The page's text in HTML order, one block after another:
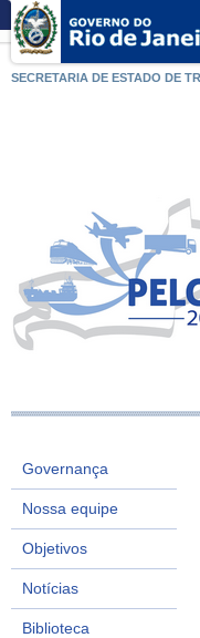
SECRETARIA DE ESTADO DE
Governança
Nossa equipe
Objetivos
Notícias
Biblioteca